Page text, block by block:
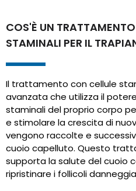
COS'È UN
STAMINALI PER IL
Il trattamento con cellule
avanzata che utilizza il
staminali del proprio corpo
e stimolare la crescita di
vengono raccolte e
cuoio capelluto. Questo
supporta la salute del cuoio
ripristinare i follicoli